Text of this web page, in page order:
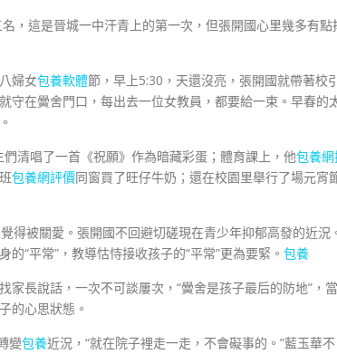
，這是晉城一中汗青上的第一次，但張開國心里幾多有點
婦女包養軟體節，早上5:30，天還沒亮，張開國就帶著校
守在黌舍門口，每出去一位女教員，都要給一束。早春的
清唱了一首《祝願》作為暗藏彩蛋；體育課上，他包養網
包養網評價同窗買了旺仔牛奶；還在校園里舉行了場元宵
被關愛。張開國不回避切磋現在青少年抑郁高發的近況
“平常”，教導怙恃接收孩子的“平常”更為要緊。 包養
長說話，一次不可談屢次，“黌舍是孩子最后的防地”，當
的心思狀態。
變包養近況，“就在院子裡走一走，不會礙事的。”藍玉華不